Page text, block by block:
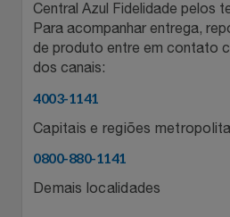
Notebooks E Tablet
Óculos
Papelaria
Páscoa
Natura
Netshoes
Oster
Ponto Frio
Central Azul Fidelidade pelos
Para acompanhar entrega,
de produto entre em contato
dos canais:
4003-1141
Capitais e regiões
0800-880-1141
Demais localidades